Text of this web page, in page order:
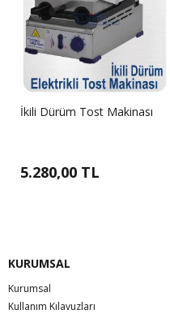
İkili Dürüm Tost Makinası
5.280,00 TL
KURUMSAL
Kurumsal
Kullanım Kılavuzları